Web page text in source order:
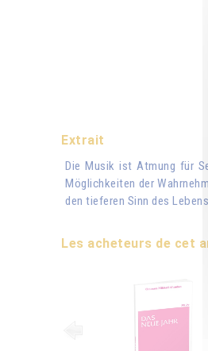
Extrait
Die Musik ist Atmung für
Möglichkeiten der
den tieferen Sinn des
Les acheteurs de cet